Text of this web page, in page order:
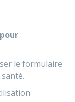
le formulaire